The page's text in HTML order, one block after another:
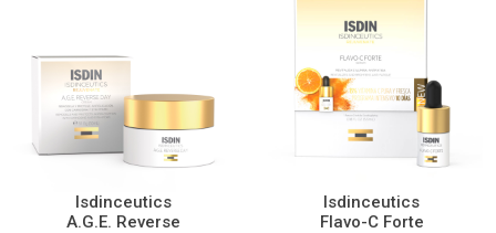
Isdinceutics
A.G.E. Reverse
Isdinceutics
Flavo-C Forte